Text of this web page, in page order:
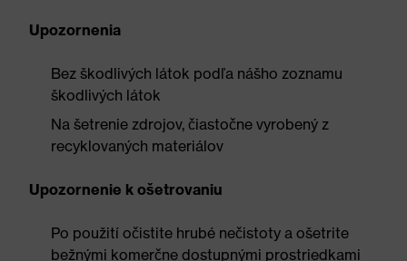
Upozornenia
Bez škodlivých látok podľa nášho zoznamu
škodlivých látok
Na šetrenie zdrojov, čiastočne vyrobený z
recyklovaných materiálov
Upozornenie k ošetrovaniu
Po použití očistite hrubé nečistoty a ošetrite
bežnými komerčne dostupnými prostriedkami